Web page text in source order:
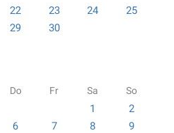
22 23 24
25
29 30
Do Fr Sa So
1
2
6 7 8
9